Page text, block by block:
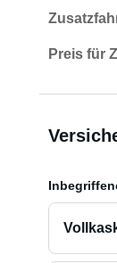
Preis für